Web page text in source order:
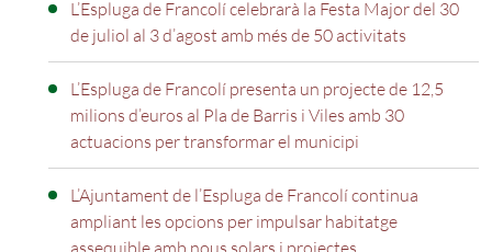
L’Espluga de Francolí celebrarà la Festa Major del 30
de juliol al 3 d’agost amb més de 50 activitats
L’Espluga de Francolí presenta un projecte de 12,5
milions d’euros al Pla de Barris i Viles amb 30
actuacions per transformar el municipi
L’Ajuntament de l’Espluga de Francolí continua
ampliant les opcions per impulsar habitatge